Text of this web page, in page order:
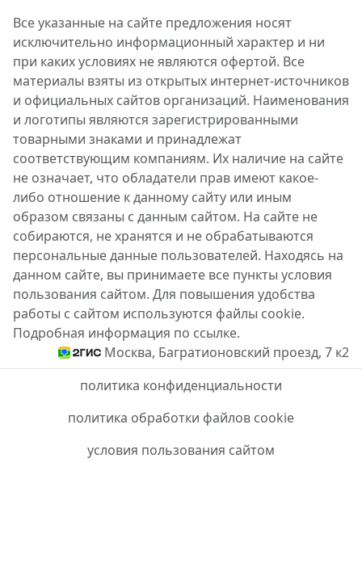
Все указанные на сайте предложения носят
исключительно информационный характер и ни
при каких условиях не являются офертой. Все
материалы взяты из открытых интернет-источников
и официальных сайтов организаций. Наименования
и логотипы являются зарегистрированными
товарными знаками и принадлежат
соответствующим компаниям. Их наличие на сайте
не означает, что обладатели прав имеют какое-
либо отношение к данному сайту или иным
образом связаны с данным сайтом. На сайте не
собираются, не хранятся и не обрабатываются
персональные данные пользователей. Находясь на
данном сайте, вы принимаете все пункты условия
пользования сайтом. Для повышения удобства
работы с сайтом используются файлы cookie.
Подробная информация по ссылке.
Москва, Багратионовский проезд, 7 к2
политика конфиденциальности
политика обработки файлов cookie
условия пользования сайтом